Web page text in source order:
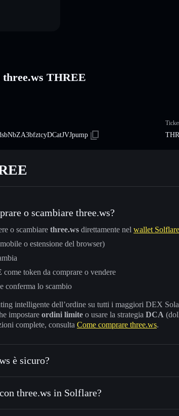
THREE
o scambiare three.ws?
o scambiare three.ws direttamente nel wallet Solflare
o estensione del browser)
come token da comprare o vendere
conferma lo scambio
intelligente dell’ordine su tutti i maggiori DEX
impostare ordini limite o usare la strategia DCA
complete, consulta Come comprare three.ws.
è sicuro?
three.ws in Solflare?
Solflare